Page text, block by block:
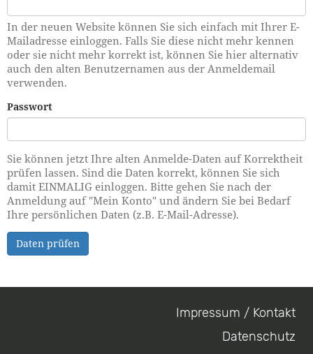
In der neuen Website können Sie sich einfach mit Ihrer E-
Mailadresse einloggen. Falls Sie diese nicht mehr kennen
oder sie nicht mehr korrekt ist, können Sie hier alternativ
auch den alten Benutzernamen aus der Anmeldemail
verwenden.
Passwort
Sie können jetzt Ihre alten Anmelde-Daten auf Korrektheit
prüfen lassen. Sind die Daten korrekt, können Sie sich
damit EINMALIG einloggen. Bitte gehen Sie nach der
Anmeldung auf "Mein Konto" und ändern Sie bei Bedarf
Ihre persönlichen Daten (z.B. E-Mail-Adresse).
Daten prüfen
Impressum / Kontakt
Datenschutz